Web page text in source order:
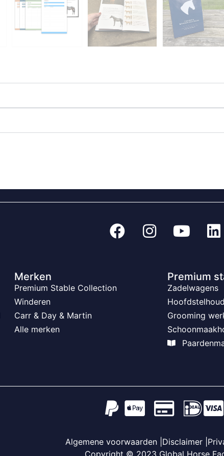
Merken
Premium Stable Collection
Winderen
Carr & Day & Martin
Alle merken
Premium
Zadelwagens
Grooming
Algemene voorwaarden | Disclaimer |